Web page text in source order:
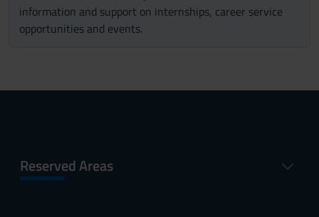
information and support on internships, career service
opportunities and events.
Reserved Areas